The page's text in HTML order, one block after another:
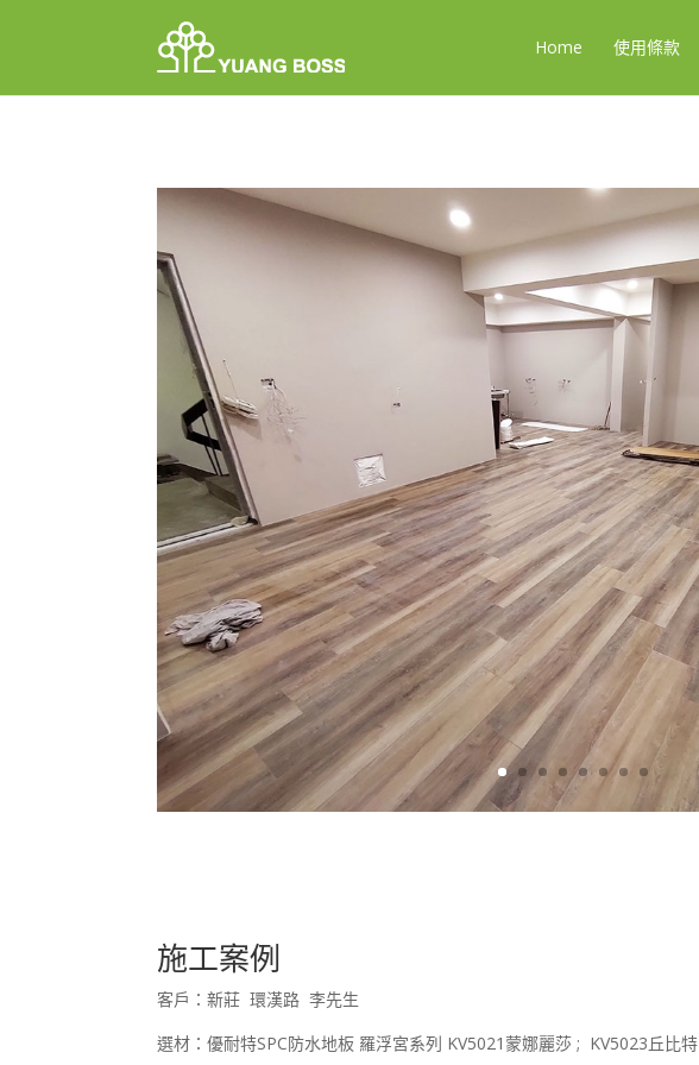
Home 使用條款
施工案例
客戶：新莊 環漢路 李先生
選材：優耐特SPC防水地板 羅浮宮系列 KV5021蒙娜麗莎 ; KV5023丘比特